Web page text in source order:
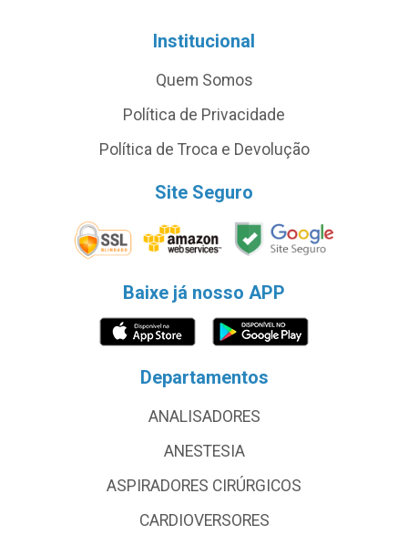
Institucional
Quem Somos
Política de Privacidade
Política de Troca e Devolução
Site Seguro
Baixe já nosso APP
Departamentos
ANALISADORES
ANESTESIA
ASPIRADORES CIRÚRGICOS
CARDIOVERSORES